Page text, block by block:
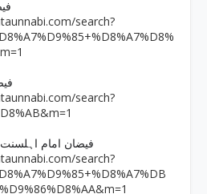
search?
search?
�� فیضان امام
search?